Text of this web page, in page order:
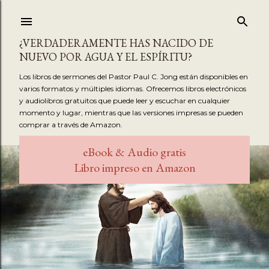
¿VERDADERAMENTE HAS NACIDO DE
NUEVO POR AGUA Y EL ESPÍRITU?
Los libros de sermones del Pastor Paul C. Jong están disponibles en
varios formatos y múltiples idiomas. Ofrecemos libros electrónicos
y audiolibros gratuitos que puede leer y escuchar en cualquier
momento y lugar, mientras que las versiones impresas se pueden
comprar a través de Amazon.
eBook & Audio gratis
Libro impreso en Amazon